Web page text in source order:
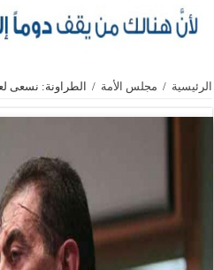
الرئيسية / مجلس الأمة / الطراونة: نسعى